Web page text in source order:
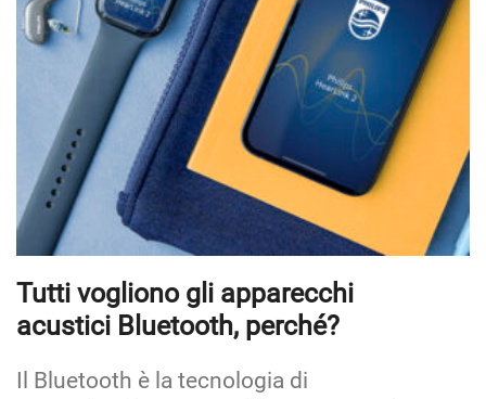
Tutti vogliono gli apparecchi
acustici Bluetooth, perché?
Il Bluetooth è la tecnologia di